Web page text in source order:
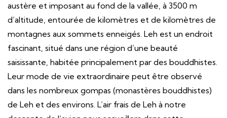
austère et imposant au fond de la vallée, à 3500 m
d’altitude, entourée de kilomètres et de kilomètres de
montagnes aux sommets enneigés. Leh est un endroit
fascinant, situé dans une région d’une beauté
saisissante, habitée principalement par des bouddhistes.
Leur mode de vie extraordinaire peut être observé
dans les nombreux gompas (monastères bouddhistes)
de Leh et des environs. L’air frais de Leh à notre